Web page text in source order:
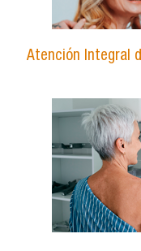
Atención Integral